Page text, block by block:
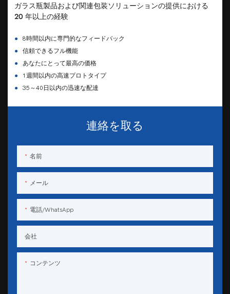
ガラス瓶製品および関連包装ソリューションの提供における
20 年以上の経験
●
8時間以内に専門的なフィードバック
●
信頼できるフル機能
●
あなたにとって最高の価格
●
1週間以内の高速プロトタイプ
●
35～40日以内の迅速な配達
連絡を取る
名前
メール
電話/WhatsApp
会社
コンテンツ